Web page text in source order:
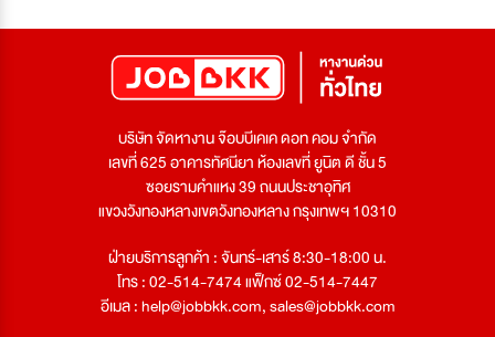
บริษัท จัดหางาน จ๊อบบีเคเค ดอท คอม จำกัด
เลขที่ 625 อาคารทัศนียา ห้องเลขที่ ยูนิต ดี ชั้น 5
ซอยรามคำแหง 39 ถนนประชาอุทิศ
แขวงวังทองหลางเขตวังทองหลาง กรุงเทพฯ 10310
ฝ่ายบริการลูกค้า : จันทร์-เสาร์ 8:30-18:00 น.
โทร : 02-514-7474 แฟ็กซ์ 02-514-7447
อีเมล :help@jobbkk.com,sales@jobbkk.com